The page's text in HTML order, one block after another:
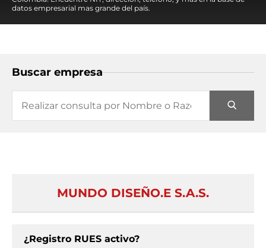
datos empresarial mas grande del país.
Buscar empresa
MUNDO DISEÑO.E S.A.S.
¿Registro RUES activo?